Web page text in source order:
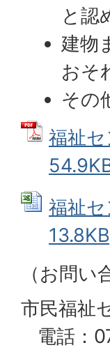
と認
建物
おそ
その
福祉
福祉
（お問い
市民福祉
電話：